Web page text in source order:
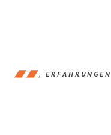
ERFAHRUNGEN